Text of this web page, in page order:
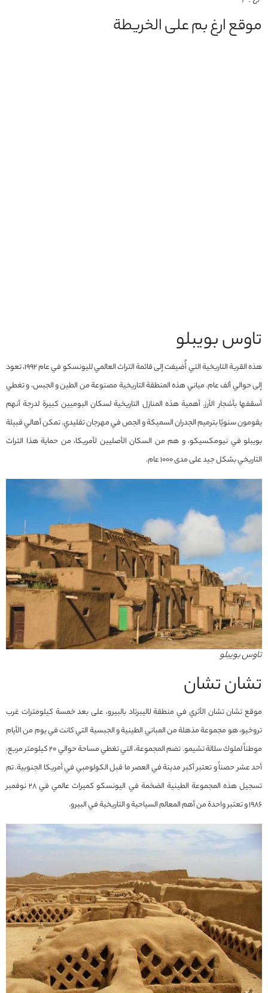
موقع ارغ بم على الخريطة
تاوس بويبلو
هذه القرية التاريخية التي أُضيفت إلى قائمة التراث العالمي لليونسكو في عام 1992، تعود
إلى حوالي ألف عام. مباني هذه المنطقة التاريخية مصنوعة من الطين و الجبس، و تغطي
أسقفها بأشجار الأرز. أهمية هذه المنازل التاريخية لسكان البوميين كبيرة لدرجة أنهم
يقومون سنويًا بترميم الجدران السميكة و الجص في مهرجان تقليدي. تمكن أهالي قبيلة
بويبلو في نيومكسيكو، و هم من السكان الأصليين لأمريكا، من حماية هذا التراث
التاريخي بشكل جيد على مدى 1000 عام.
تاوس بويبلو
تشان تشان
موقع تشان تشان الأثري في منطقة لاليبرتاد بالبيرو، على بعد خمسة كيلومترات غرب
تروخيو، هو مجموعة مذهلة من المباني الطينية و الجبسية التي كانت في يوم من الأيام
موطناً لملوك سلالة تشيمو. تضم المجموعة، التي تغطي مساحة حوالي 20 كيلومتر مربع،
أحد عشر حصناً و تعتبر أكبر مدينة في العصر ما قبل الكولومبي في أمريكا الجنوبية. تم
تسجيل هذه المجموعة الطينية الضخمة في اليونسكو كميراث عالمي في 28 نوفمبر
1986 و تعتبر واحدة من أهم المعالم السياحية و التاريخية في البيرو.